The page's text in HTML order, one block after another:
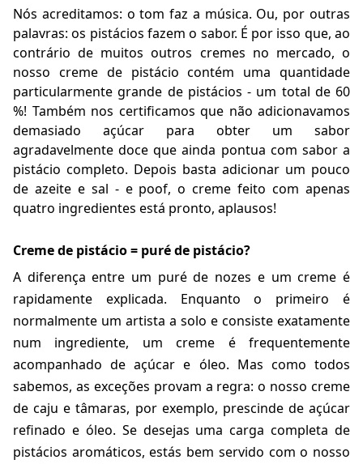
Nós acreditamos: o tom faz a música. Ou, por outras
palavras: os pistácios fazem o sabor. É por isso que, ao
contrário de muitos outros cremes no mercado, o
nosso creme de pistácio contém uma quantidade
particularmente grande de pistácios - um total de 60
%! Também nos certificamos que não adicionavamos
demasiado açúcar para obter um sabor
agradavelmente doce que ainda pontua com sabor a
pistácio completo. Depois basta adicionar um pouco
de azeite e sal - e poof, o creme feito com apenas
quatro ingredientes está pronto, aplausos!
Creme de pistácio = puré de pistácio?
A diferença entre um puré de nozes e um creme é
rapidamente explicada. Enquanto o primeiro é
normalmente um artista a solo e consiste exatamente
num ingrediente, um creme é frequentemente
acompanhado de açúcar e óleo. Mas como todos
sabemos, as exceções provam a regra: o nosso creme
de caju e tâmaras, por exemplo, prescinde de açúcar
refinado e óleo. Se desejas uma carga completa de
pistácios aromáticos, estás bem servido com o nosso